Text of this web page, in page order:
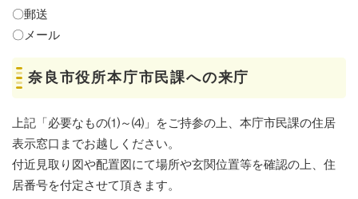
〇郵送
〇メール
奈良市役所本庁市民課への来庁
上記「必要なもの⑴～⑷」をご持参の上、本庁市民課の住居
表示窓口までお越しください。
付近見取り図や配置図にて場所や玄関位置等を確認の上、住
居番号を付定させて頂きます。